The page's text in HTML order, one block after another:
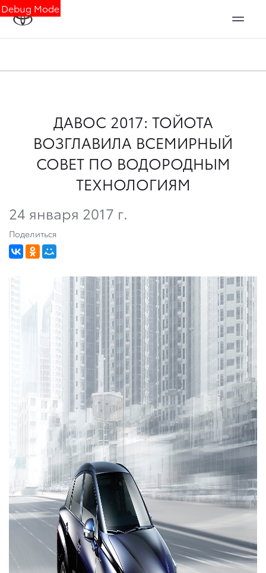
Debug Mode
ДАВОС 2017: ТОЙОТА
ВОЗГЛАВИЛА ВСЕМИРНЫЙ
СОВЕТ ПО ВОДОРОДНЫМ
ТЕХНОЛОГИЯМ
24 января 2017 г.
Поделиться